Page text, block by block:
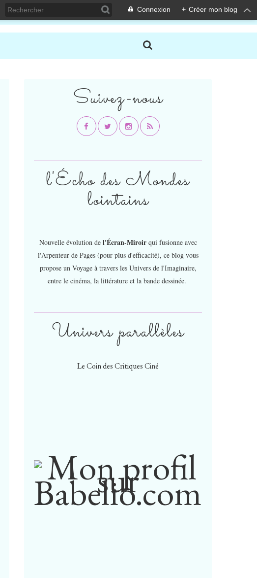
Connexion + Créer mon blog
Suivez-nous
Univers parallèles
Le Coin des Critiques Ciné
l'Écho des Mondes
lointains
Nouvelle évolution de l'Écran-Miroir qui fusionne avec
l'Arpenteur de Pages (pour plus d'efficacité), ce blog vous
propose un Voyage à travers les Univers de l'Imaginaire,
entre le cinéma, la littérature et la bande dessinée.